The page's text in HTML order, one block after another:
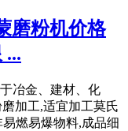
磨粉机价格
...
冶金、建材、化
加工,适宜加工莫氏
燃易爆物料,成品细